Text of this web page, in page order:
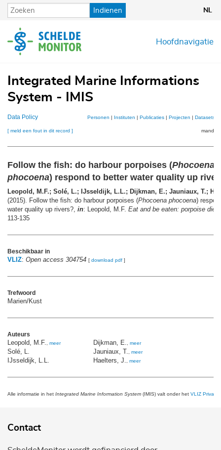
Overslaan
en
de
inhoud
Indienen NL
Hoofdnavigatie
Integrated Marine Informations
System - IMIS
Data Policy Personen | Instituten | Publicaties| Projecten | Datasets
[ meld een fout in dit record ] mandje
Follow the fish: do harbour porpoises (Phocoena
phocoena) respond to better water quality up
Leopold, M.F.; Solé, L.; IJsseldijk, L.L.; Dijkman, E.; Jauniaux, T.;
(2015). Follow the fish: do harbour porpoises (Phocoena phocoena)
water quality up rivers?, in: Leopold, M.F. Eat and be eaten: porpoise diet
113-135
Beschikbaar in
VLIZ: Open access 304754 [ download pdf ]
Trefwoord
Marien/Kust
Auteurs
Leopold, M.F. meer
Solé, L.
IJsseldijk, L.L.
Dijkman, E. meer
Jauniaux, T. meer
Haelters, J. meer
Alle informatie in het Integrated Marine Information System (IMIS) valt onder het VLIZ Privacy
Contact